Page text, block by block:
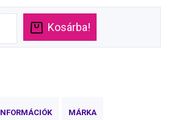
Kosárba!
MÁRKA